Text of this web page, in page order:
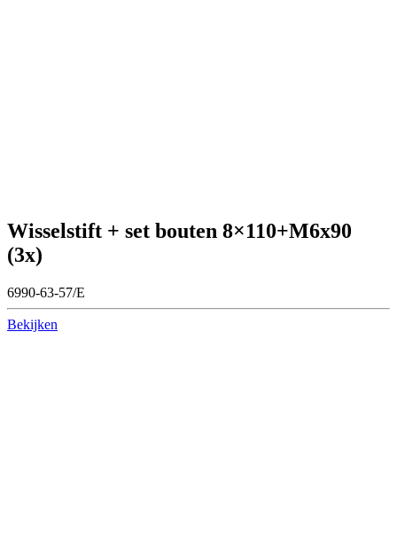
Wisselstift + set bouten 8×110+M6x90
(3x)
6990-63-57/E
Bekijken